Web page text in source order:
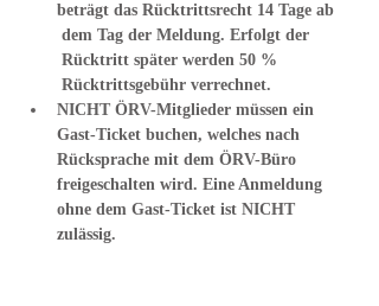
beträgt das Rücktrittsrecht 14 Tage ab
dem Tag der Meldung. Erfolgt der
Rücktritt später werden 50 %
Rücktrittsgebühr verrechnet.
NICHT ÖRV-Mitglieder müssen ein
Gast-Ticket buchen, welches nach
Rücksprache mit dem ÖRV-Büro
freigeschalten wird. Eine Anmeldung
ohne dem Gast-Ticket ist NICHT
zulässig.